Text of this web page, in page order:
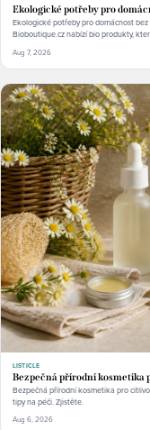
Ekologické potřeby pro
Ekologické potřeby pro domácnost
Bioboutique.cz nabízí bio produkty,
Aug 7, 2026
LISTICLE
Bezpečná přírodní kosmetika
Bezpečná přírodní kosmetika pro
tipy na péči. Zjistěte.
Aug 6, 2026